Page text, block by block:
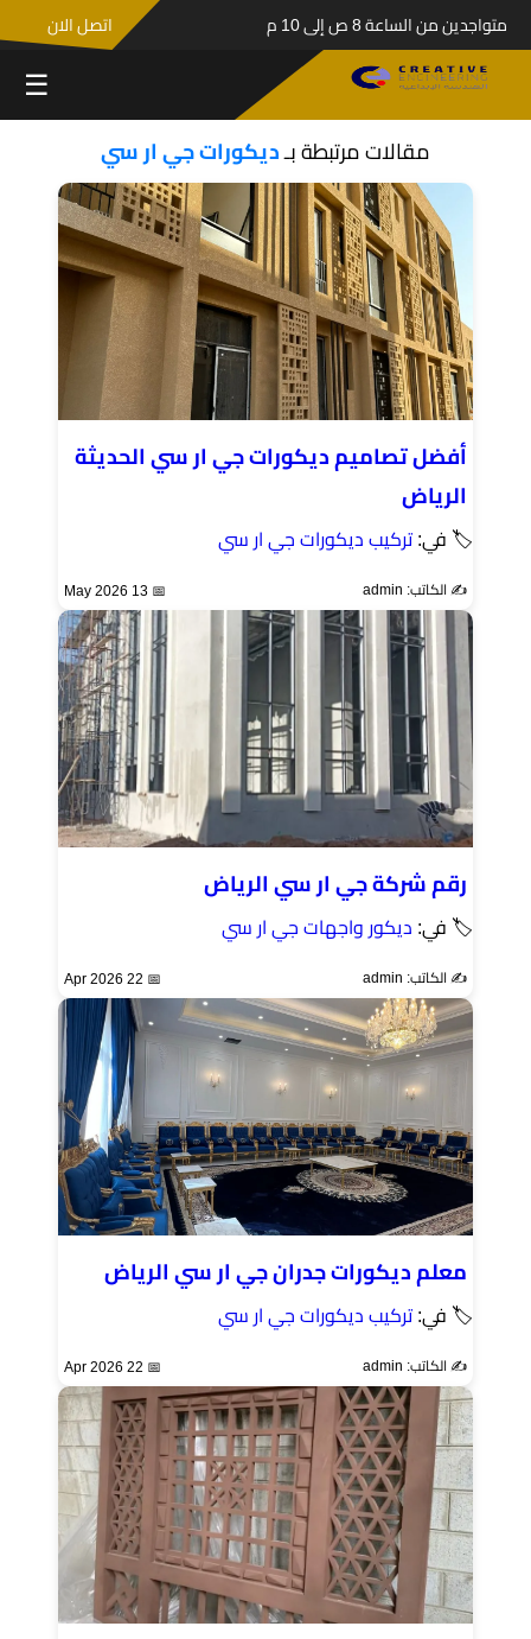
متواجدين من الساعة 8 ص إلى 10 م اتصل الان
☰
مقالات مرتبطة بـديكورات جي ار سي
أفضل تصاميم ديكورات جي ار سي الحديثة
الرياض
🏷 في:تركيب ديكورات جي ار سي
✍️ الكاتب: admin 📅 13 May 2026
رقم شركة جي ار سي الرياض
🏷 في: ديكور واجهات جي ار سي
✍️ الكاتب: admin 📅 22 Apr 2026
معلم ديكورات جدران جي ار سي الرياض
🏷 في:تركيب ديكورات جي ار سي
✍️ الكاتب: admin 📅 22 Apr 2026